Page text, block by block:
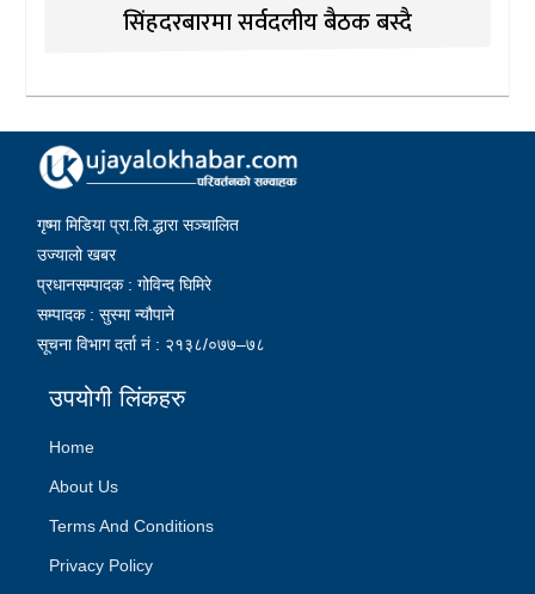
सिंहदरबारमा सर्वदलीय बैठक बस्दै
गृष्मा मिडिया प्रा.लि.द्धारा सञ्चालित
उज्यालो खबर
प्रधानसम्पादक : गोविन्द घिमिरे
सम्पादक : सुस्मा न्यौपाने
सूचना विभाग दर्ता नं : २१३८/०७७–७८
उपयोगी लिंकहरु
Home
About Us
Terms And Conditions
Privacy Policy